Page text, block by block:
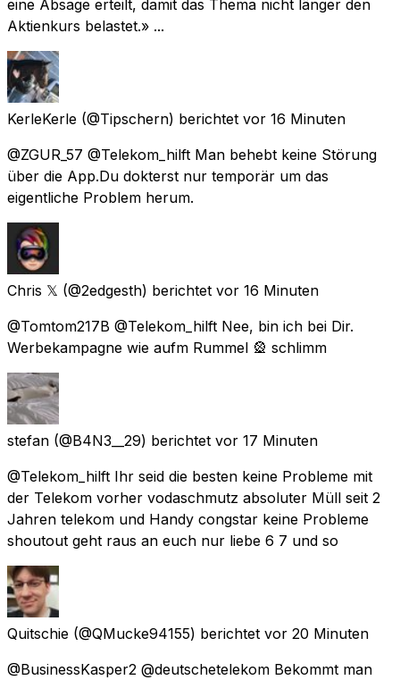
eine Absage erteilt, damit das Thema nicht länger den
Aktienkurs belastet.» ...
KerleKerle (@Tipschern) berichtet vor 16 Minuten
@ZGUR_57 @Telekom_hilft Man behebt keine Störung
über die App.Du dokterst nur temporär um das
eigentliche Problem herum.
Chris 𝕏 (@2edgesth) berichtet vor 16 Minuten
@Tomtom217B @Telekom_hilft Nee, bin ich bei Dir.
Werbekampagne wie aufm Rummel 🎡 schlimm
stefan (@B4N3__29) berichtet vor 17 Minuten
@Telekom_hilft Ihr seid die besten keine Probleme mit
der Telekom vorher vodaschmutz absoluter Müll seit 2
Jahren telekom und Handy congstar keine Probleme
shoutout geht raus an euch nur liebe 6 7 und so
Quitschie (@QMucke94155) berichtet vor 20 Minuten
@BusinessKasper2 @deutschetelekom Bekommt man